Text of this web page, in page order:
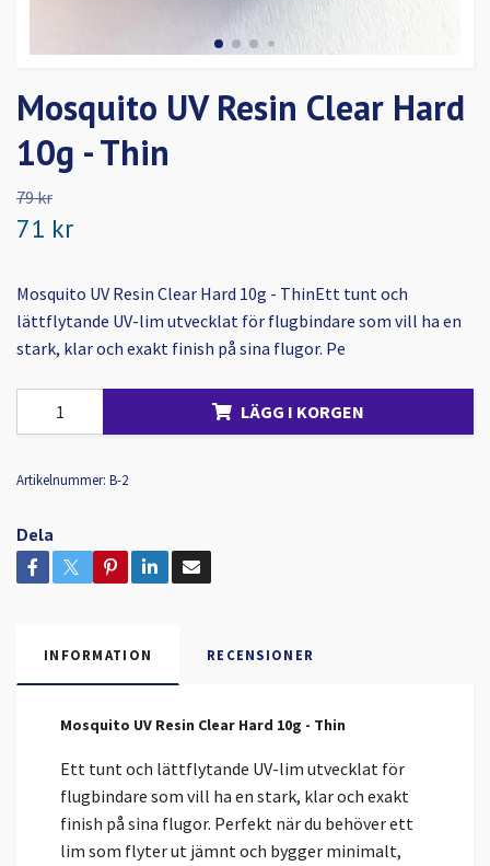
Mosquito UV Resin Clear Hard
10g - Thin
79 kr
71 kr
Mosquito UV Resin Clear Hard 10g - ThinEtt tunt och
lättflytande UV-lim utvecklat för flugbindare som vill ha en
stark, klar och exakt finish på sina flugor. Pe
LÄGG I KORGEN
Artikelnummer: B-2
Dela
INFORMATION RECENSIONER
Mosquito UV Resin Clear Hard 10g - Thin
Ett tunt och lättflytande UV-lim utvecklat för
flugbindare som vill ha en stark, klar och exakt
finish på sina flugor. Perfekt när du behöver ett
lim som flyter ut jämnt och bygger minimalt,